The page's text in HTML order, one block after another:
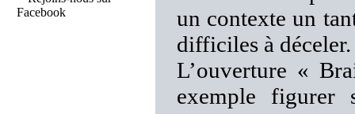
Facebook
un contexte un
difficiles à déceler.
L’ouverture «
exemple